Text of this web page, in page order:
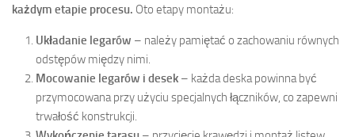
każdym etapie procesu. Oto etapy montażu:
Układanie legarów – należy pamiętać o zachowaniu równych
odstępów między nimi.
Mocowanie legarów i desek – każda deska powinna być
przymocowana przy użyciu specjalnych łączników, co zapewni
trwałość konstrukcji.